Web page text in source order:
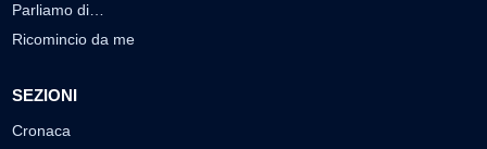
Parliamo di…
Ricomincio da me
SEZIONI
Cronaca